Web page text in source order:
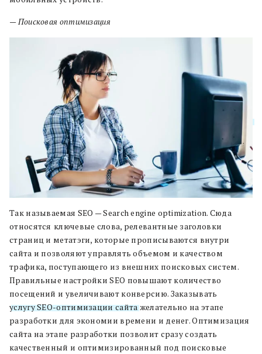
— Поисковая оптимизация
Так называемая SEO —Search engine optimization. Сюда
относятся ключевые слова, релевантные заголовки
страниц и метатэги, которые прописываются внутри
сайта и позволяют управлять объемом и качеством
трафика, поступающего из внешних поисковых систем.
Правильные настройки SEO повышают количество
посещений и увеличивают конверсию. Заказывать
услугу SEO-оптимизации сайтажелательно на этапе
разработки для экономии времени и денег. Оптимизация
сайта на этапе разработки позволит сразу создать
качественный и оптимизированный под поисковые